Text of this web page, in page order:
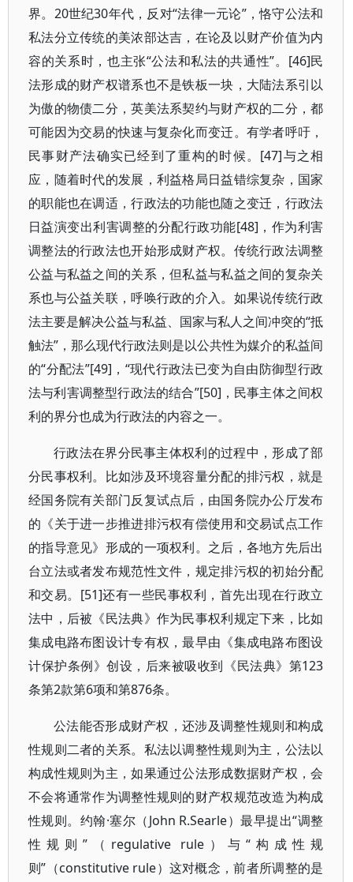
界。20世纪30年代，反对“法律一元论”，恪守公法和
私法分立传统的美浓部达吉，在论及以财产价值为内
容的关系时，也主张“公法和私法的共通性”。[46]民
法形成的财产权谱系也不是铁板一块，大陆法系引以
为傲的物债二分，英美法系契约与财产权的二分，都
可能因为交易的快速与复杂化而变迁。有学者呼吁，
民事财产法确实已经到了重构的时候。[47]与之相
应，随着时代的发展，利益格局日益错综复杂，国家
的职能也在调适，行政法的功能也随之变迁，行政法
日益演变出利害调整的分配行政功能[48]，作为利害
调整法的行政法也开始形成财产权。传统行政法调整
公益与私益之间的关系，但私益与私益之间的复杂关
系也与公益关联，呼唤行政的介入。如果说传统行政
法主要是解决公益与私益、国家与私人之间冲突的“抵
触法”，那么现代行政法则是以公共性为媒介的私益间
的“分配法”[49]，“现代行政法已变为自由防御型行政
法与利害调整型行政法的结合”[50]，民事主体之间权
利的界分也成为行政法的内容之一。
行政法在界分民事主体权利的过程中，形成了部
分民事权利。比如涉及环境容量分配的排污权，就是
经国务院有关部门反复试点后，由国务院办公厅发布
的《关于进一步推进排污权有偿使用和交易试点工作
的指导意见》形成的一项权利。之后，各地方先后出
台立法或者发布规范性文件，规定排污权的初始分配
和交易。[51]还有一些民事权利，首先出现在行政立
法中，后被《民法典》作为民事权利规定下来，比如
集成电路布图设计专有权，最早由《集成电路布图设
计保护条例》创设，后来被吸收到《民法典》第123
条第2款第6项和第876条。
公法能否形成财产权，还涉及调整性规则和构成
性规则二者的关系。私法以调整性规则为主，公法以
构成性规则为主，如果通过公法形成数据财产权，会
不会将通常作为调整性规则的财产权规范改造为构成
性规则。约翰·塞尔（John R.Searle）最早提出“调整
性规则”（regulative rule）与“构成性规
则”（constitutive rule）这对概念，前者所调整的是